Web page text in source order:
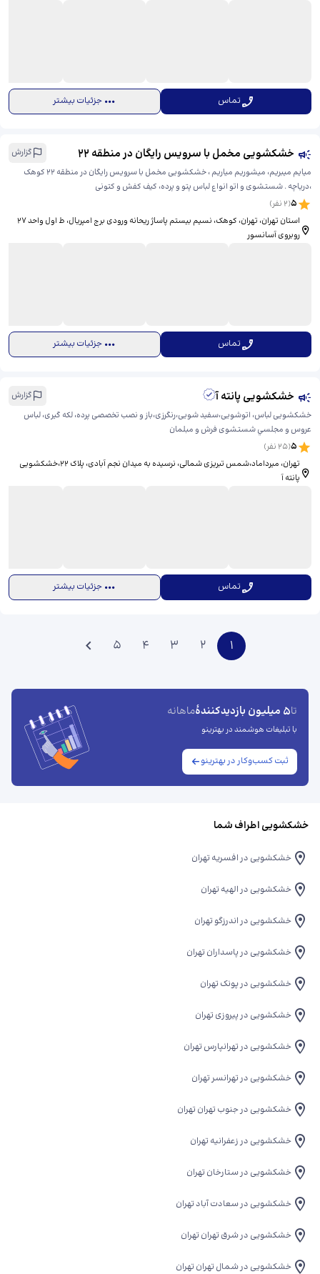
تماس جزئیات بیشتر
خشکشویی مخمل با سرویس رایگان در منطقه ۲۲
گزارش
میایم میبریم، میشوریم میاریم ، خشکشویی مخمل با سرویس رایگان در منطقه ۲۲ کوهک
،دریاچه . شستشوی و اتو انواع لباس پتو و پرده، کیف کفش و کتونی
5
(
2نفر)
استان تهران، تهران، کوهک، نسیم بیستم پاساژ ریحانه ورودی برج امپریال، ​ط اول واحد ۲۷
روبروی آسانسور
تماس جزئیات بیشتر
خشکشویی پانته آ
گزارش
خشکشویی لباس، اتوشویی،سفید شویی،رنگرزی،باز و نصب تخصصی پرده، لکه گیری، لباس
عروس و مجلسي شستشوی فرش و مبلمان
5
(
25نفر)
تهران، میرداماد،شمس تبریزی شمالی، نرسیده به میدان نجم آبادی، پلاک ۲۲،خشکشویی
پانته آ
تماس جزئیات بیشتر
1
2
3
4
5
تا5 میلیون بازدیدکنندهٔ ماهانه
با تبلیغات هوشمند در بهترینو
ثبت کسب‌وکار در بهترینو
خشکشویی اطراف شما
خشکشویی در افسریه تهران
خشکشویی در الهیه تهران
خشکشویی در اندرزگو تهران
خشکشویی در پاسداران تهران
خشکشویی در پونک تهران
خشکشویی در پیروزی تهران
خشکشویی در تهرانپارس تهران
خشکشویی در تهرانسر تهران
خشکشویی در جنوب تهران تهران
خشکشویی در زعفرانیه تهران
خشکشویی در ستارخان تهران
خشکشویی در سعادت آباد تهران
خشکشویی در شرق تهران تهران
خشکشویی در شمال تهران تهران